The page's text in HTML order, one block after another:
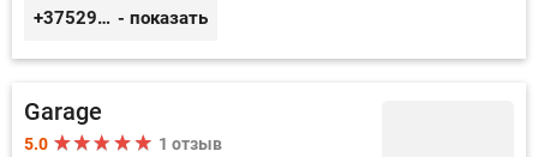
+375296035003 - показать
Garage
5.0
1 отзыв